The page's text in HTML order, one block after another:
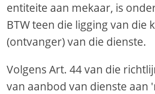
entiteite aan mekaar, is
BTW teen die ligging van die
(ontvanger) van die dienste.
Volgens Art. 44 van die
van aanbod van dienste aan